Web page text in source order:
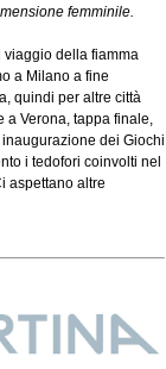
femminile.
viaggio della fiamma
a Milano a fine
quindi per altre città
Verona, tappa finale,
dei Giochi
i tedofori coinvolti nel
aspettano altre